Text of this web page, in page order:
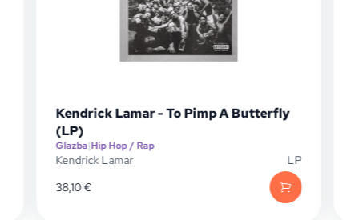
Butterfly
LP
Kendrick Lamar - To Pimp A
Glazba
Kendrick Lamar